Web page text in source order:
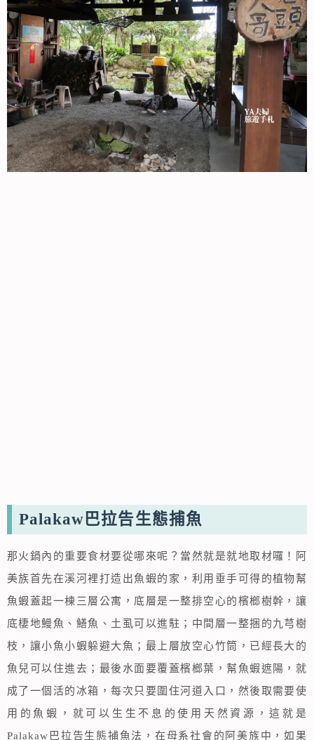
Palakaw巴拉告生態捕魚
那火鍋內的重要食材要從哪來呢？當然就是就地取材囉！阿
美族首先在溪河裡打造出魚蝦的家，利用垂手可得的植物幫
魚蝦蓋起一棟三層公寓，底層是一整排空心的檳榔樹幹，讓
底棲地鰻魚、鱔魚、土虱可以進駐；中間層一整捆的九芎樹
枝，讓小魚小蝦躲避大魚；最上層放空心竹筒，已經長大的
魚兒可以住進去；最後水面要覆蓋檳榔葉，幫魚蝦遮陽，就
成了一個活的冰箱，每次只要圍住河道入口，然後取需要使
用的魚蝦，就可以生生不息的使用天然資源，這就是
Palakaw巴拉告生態捕魚法，在母系社會的阿美族中，如果